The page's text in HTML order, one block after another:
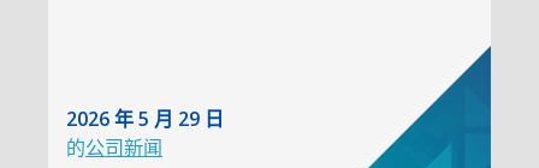
2026 年 5 月 29 日
的公司新闻